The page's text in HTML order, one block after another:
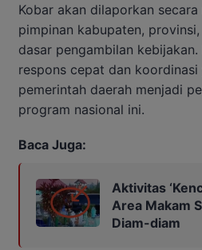
Kobar akan dilaporkan
pimpinan kabupaten,
dasar pengambilan
respons cepat dan
pemerintah daerah menjadi
program nasional ini.
Baca Juga:
Aktivitas
Area Makam
Diam-diam